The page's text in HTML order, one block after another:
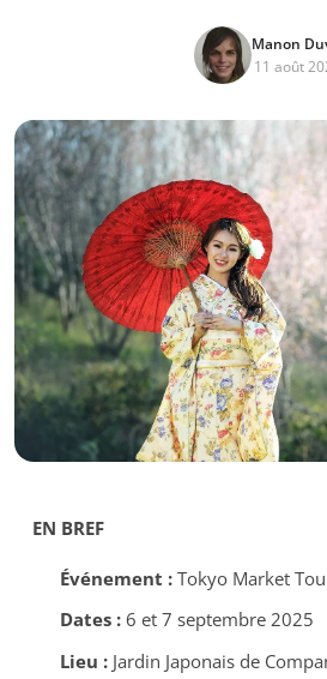
Manon
11 août
EN BREF
Événement :Tokyo Market
Dates :6 et 7 septembre 2025
Lieu :Jardin Japonais de